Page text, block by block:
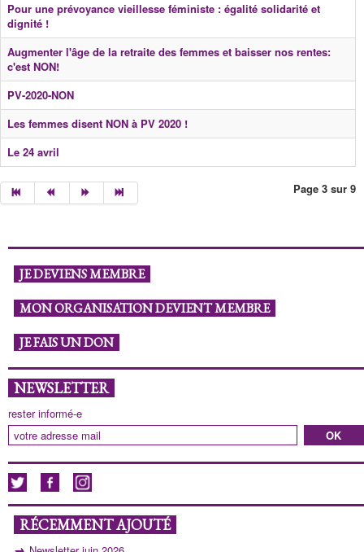
Pour une prévoyance vieillesse féministe : égalité solidarité et
dignité !
Augmenter l'âge de la retraite des femmes et baisser nos rentes:
c'est NON!
PV-2020-NON
Les femmes disent NON à PV 2020 !
Le 24 avril
Page 3 sur 9
JE DEVIENS MEMBRE
MON ORGANISATION DEVIENT MEMBRE
JE FAIS UN DON
NEWSLETTER
rester informé-e
RÉCEMMENT AJOUTÉ